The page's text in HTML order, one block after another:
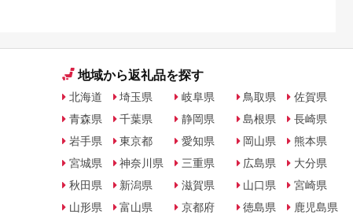
地域から返礼品を探す
北海道
青森県
岩手県
宮城県
秋田県
山形県
埼玉県
千葉県
東京都
神奈川県
新潟県
富山県
岐阜県
静岡県
愛知県
三重県
滋賀県
京都府
鳥取県
島根県
岡山県
広島県
山口県
徳島県
佐賀県
長崎県
熊本県
大分県
宮崎県
鹿児島県